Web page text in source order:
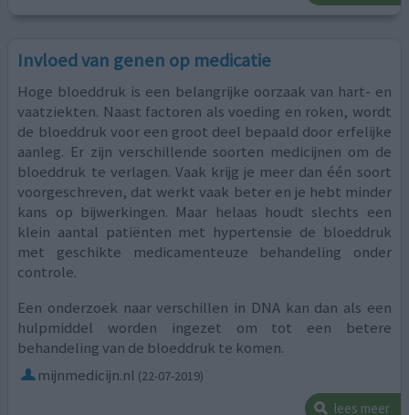
Invloed van genen op medicatie
Hoge bloeddruk is een belangrijke oorzaak van hart- en
vaatziekten. Naast factoren als voeding en roken, wordt
de bloeddruk voor een groot deel bepaald door erfelijke
aanleg. Er zijn verschillende soorten medicijnen om de
bloeddruk te verlagen. Vaak krijg je meer dan één soort
voorgeschreven, dat werkt vaak beter en je hebt minder
kans op bijwerkingen. Maar helaas houdt slechts een
klein aantal patiënten met hypertensie de bloeddruk
met geschikte medicamenteuze behandeling onder
controle.
Een onderzoek naar verschillen in DNA kan dan als een
hulpmiddel worden ingezet om tot een betere
behandeling van de bloeddruk te komen.
mijnmedicijn.nl (22-07-2019)
lees meer